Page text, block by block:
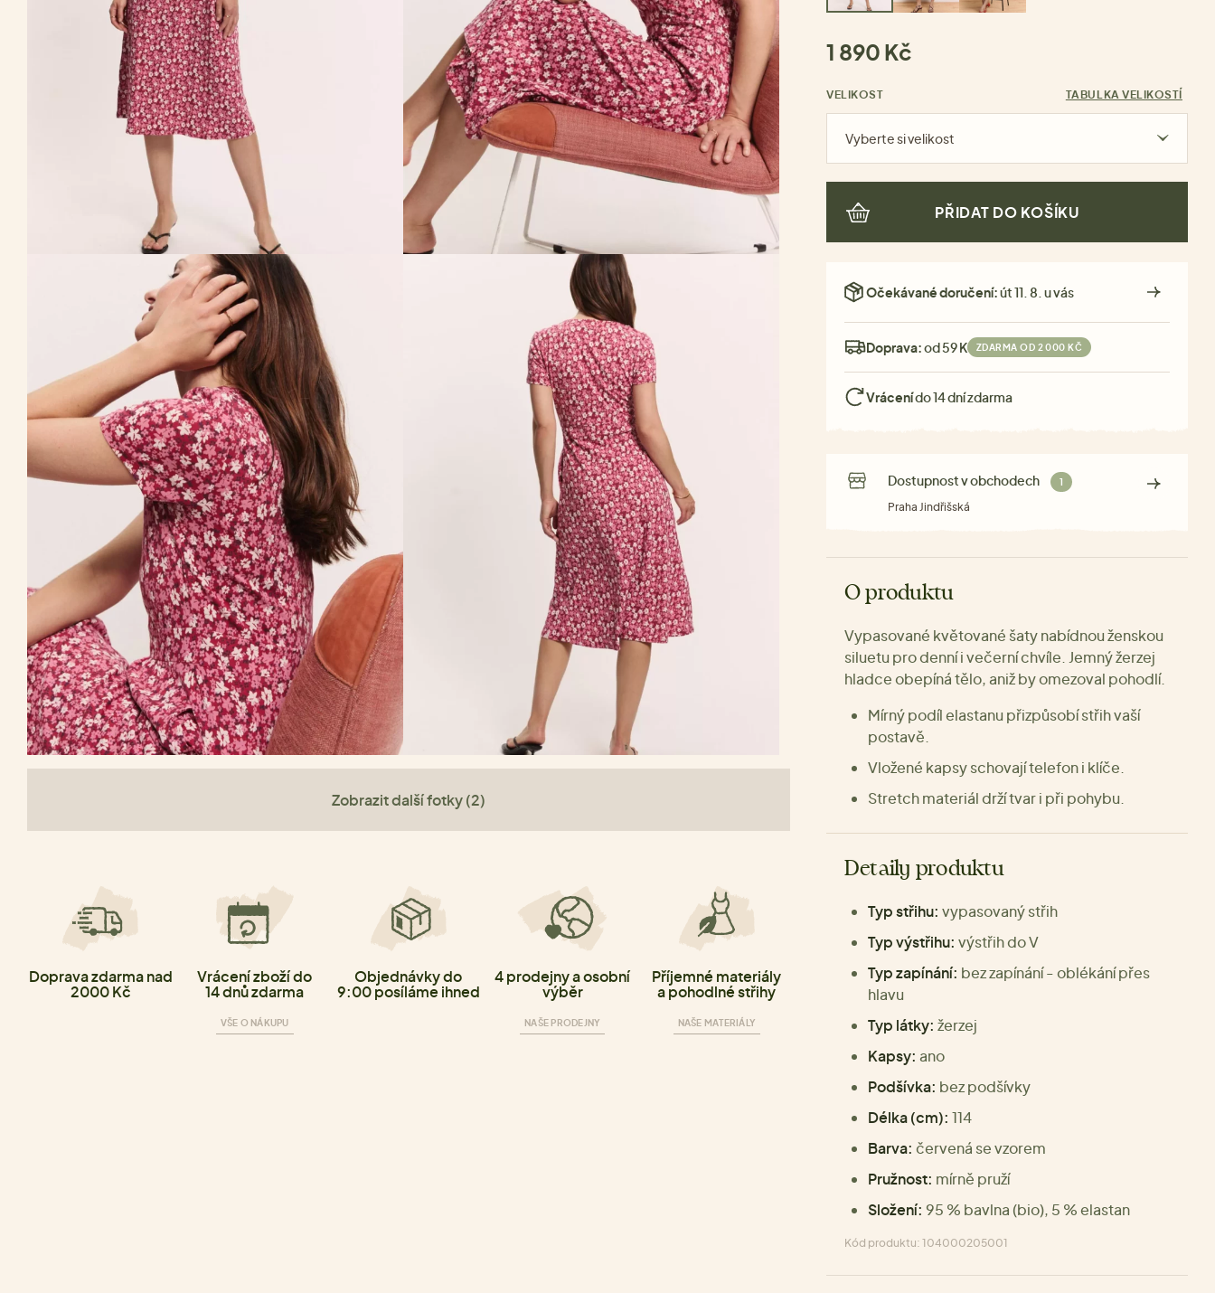
Zobrazit další fotky (2)
Doprava zdarma nad
2000 Kč
Vrácení zboží do
14 dnů zdarma
VŠE O NÁKUPU
Objednávky do
9:00 posíláme ihned
4 prodejny a osobní
výběr
NAŠE PRODEJNY
Příjemné materiály
a pohodlné střihy
NAŠE MATERIÁLY
1 890 Kč
VELIKOST TABULKA VELIKOSTÍ
Vyberte si velikost
PŘIDAT DO KOŠÍKU
Očekávané doručení:út 11. 8. u vás
Doprava:od 59 Kč ZDARMA OD 2 000 KČ
Vrácenído 14 dní zdarma
Dostupnost v obchodech 1
Praha Jindřišská
O produktu
Vypasované květované šaty nabídnou ženskou
siluetu pro denní i večerní chvíle. Jemný žerzej
hladce obepíná tělo, aniž by omezoval pohodlí.
Mírný podíl elastanu přizpůsobí střih vaší
postavě.
Vložené kapsy schovají telefon i klíče.
Stretch materiál drží tvar i při pohybu.
Detaily produktu
Typ střihu: vypasovaný střih
Typ výstřihu: výstřih do V
Typ zapínání: bez zapínání - oblékání přes
hlavu
Typ látky: žerzej
Kapsy: ano
Podšívka: bez podšívky
Délka (cm): 114
Barva: červená se vzorem
Pružnost: mírně pruží
Složení: 95 % bavlna (bio), 5 % elastan
Kód produktu: 104000205001